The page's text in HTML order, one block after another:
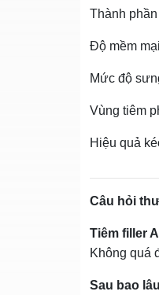
Thành
Độ mềm mại
Mức độ
Vùng tiêm
Hiệu quả
Câu hỏi
Tiêm filler
Không quá
Sau bao